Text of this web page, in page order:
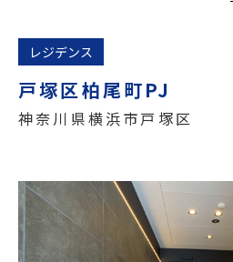
レジデンス
戸塚区柏尾町PJ
神奈川県横浜市戸塚区